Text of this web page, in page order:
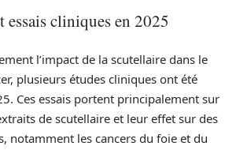
essais cliniques en 2025
l’impact de la scutellaire dans le
plusieurs études cliniques ont été
Ces essais portent principalement sur
de scutellaire et leur effet sur des
notamment les cancers du foie et du